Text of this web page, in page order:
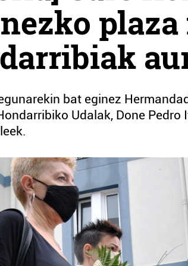
bat eginez
Udalak, Done